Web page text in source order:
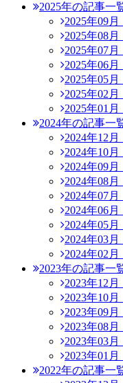
2025年の記事一
2025年09月
2025年08月
2025年07月
2025年06月
2025年05月
2025年02月
2025年01月
2024年の記事一
2024年12月
2024年10月
2024年09月
2024年08月
2024年07月
2024年06月
2024年05月
2024年03月
2024年02月
2023年の記事一
2023年12月
2023年10月
2023年09月
2023年08月
2023年03月
2023年01月
2022年の記事一